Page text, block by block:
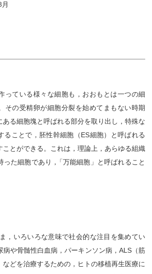
っている様々な細胞も，おおもとは一つの細
その受精卵が細胞分裂を始めてまもない時期
ある細胞塊と呼ばれる部分を取り出し，特殊な
ることで，胚性幹細胞（ES細胞）と呼ばれる
ことができる。これは，理論上，あらゆる組織
った細胞であり ， 「万能細胞」と呼ばれること
，いろいろな意味で社会的な注目を集めてい
病や骨髄性白血病，パーキンソン病，ALS（筋
などを治療するための，ヒトの移植再生医療に